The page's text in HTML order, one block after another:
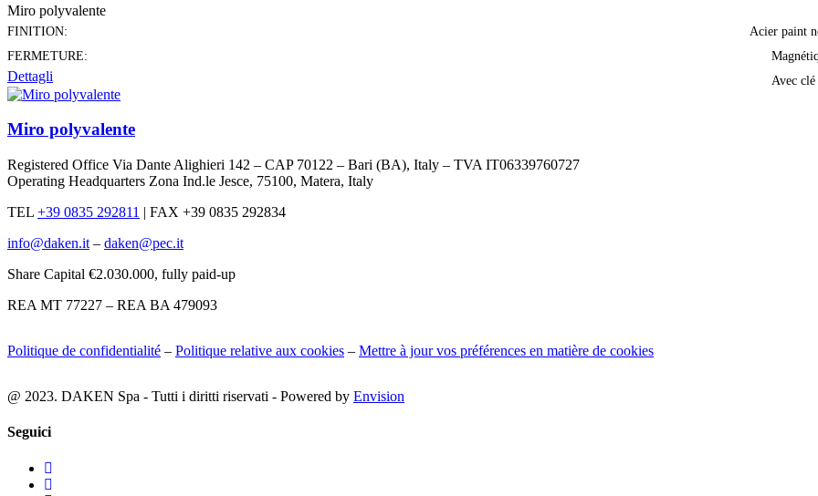
Miro polyvalente
FINITION:
Acier paint
FERMETURE:
Avec clé
Dettagli
Miro polyvalente
Registered Office Via Dante Alighieri 142 – CAP 70122 – Bari (BA), Italy – TVA IT06339760727
Operating Headquarters Zona Ind.le Jesce, 75100, Matera, Italy
TEL +39 0835 292811 | FAX +39 0835 292834
info@daken.it – daken@pec.it
Share Capital €2.030.000, fully paid-up
REA MT 77227 – REA BA 479093
Politique de confidentialité – Politique relative aux cookies – Mettre à jour vos préférences en matière de cookies
@ 2023. DAKEN Spa - Tutti i diritti riservati - Powered by Envision
Seguici